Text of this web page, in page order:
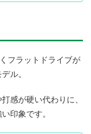
フラットドライブが
ル。
感が硬い代わりに、
印象です。